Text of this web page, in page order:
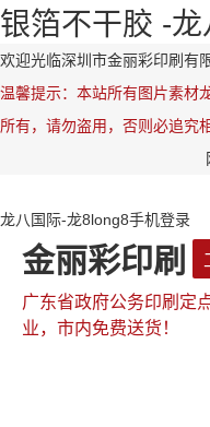
银箔不干胶 -龙
欢迎光临深圳市金丽彩印刷有
温馨提示：本站所有图片素材
所有，请勿盗用，否则必追究
龙八国际-龙8long8手机登录
金丽彩印刷
广东省政府公务印刷定
业，市内免费送货！